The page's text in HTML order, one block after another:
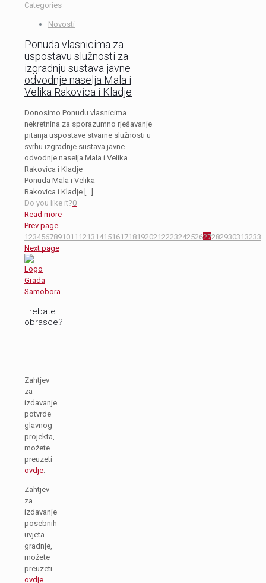
Categories
Novosti
Ponuda vlasnicima za
uspostavu služnosti za
izgradnju sustava javne
odvodnje naselja Mala i
Velika Rakovica i Kladje
Donosimo Ponudu vlasnicima
nekretnina za sporazumno rješavanje
pitanja uspostave stvarne služnosti u
svrhu izgradnje sustava javne
odvodnje naselja Mala i Velika
Rakovica i Kladje
Ponuda Mala i Velika
Rakovica i Kladje […]
Do you like it?0
Read more
Prev page
1234567891011 12131415161718192021222324252627282930313233
Next page
Trebate
obrasce?
Zahtjev
za
izdavanje
potvrde
glavnog
projekta,
možete
preuzeti
ovdje.
Zahtjev
za
izdavanje
posebnih
uvjeta
gradnje,
možete
preuzeti
ovdje.